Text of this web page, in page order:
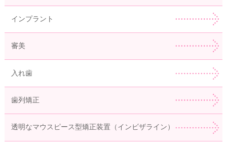
インプラント
審美
入れ歯
歯列矯正
透明なマウスピース型矯正装置（インビザライン）